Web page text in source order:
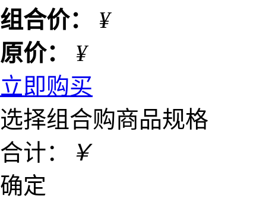
组合价： ¥
原价： ¥
立即购买
选择组合购商品规格
合计：
￥
确定